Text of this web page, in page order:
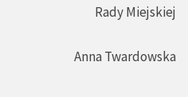
Rady Miejskiej
Anna Twardowska